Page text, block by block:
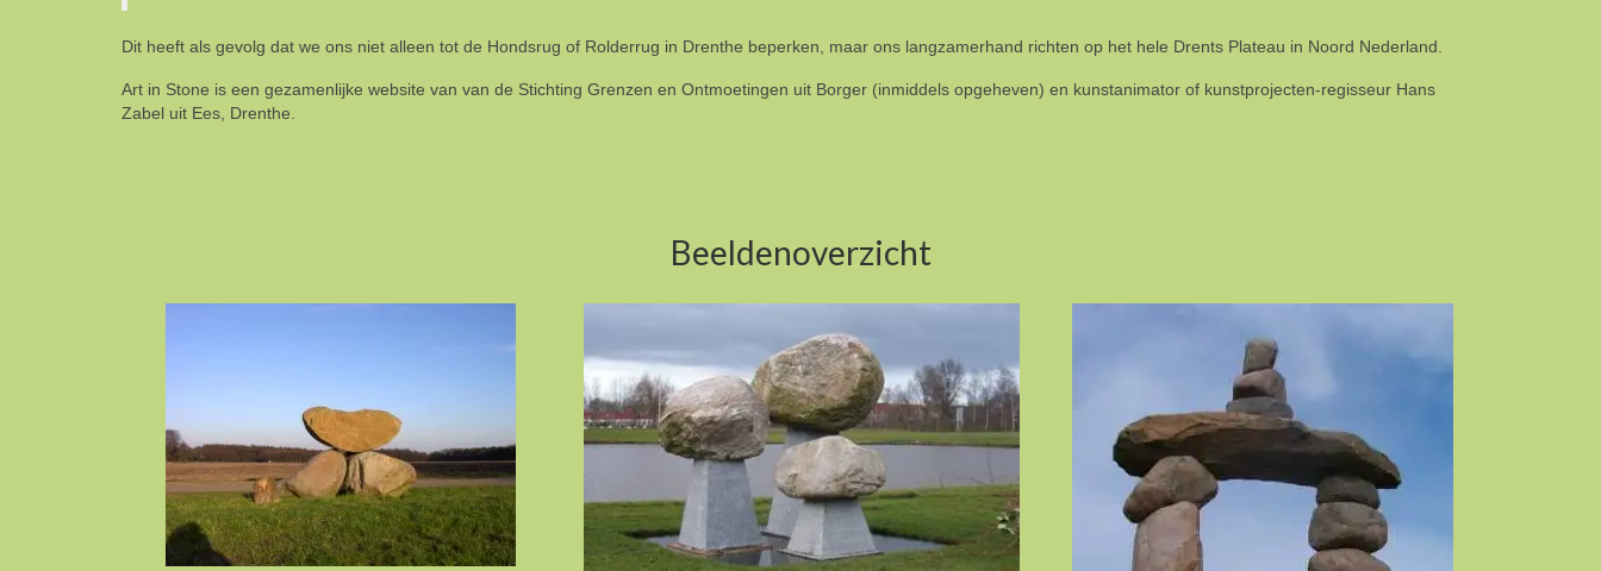
Dit heeft als gevolg dat we ons niet alleen tot de Hondsrug of Rolderrug in Drenthe beperken, maar ons langzamerhand richten op het hele Drents Plateau in Noord Nederland.
Art in Stone is een gezamenlijke website van van de Stichting Grenzen en Ontmoetingen uit Borger (inmiddels opgeheven) en kunstanimator of kunstprojecten-regisseur Hans
Zabel uit Ees, Drenthe.
Beeldenoverzicht